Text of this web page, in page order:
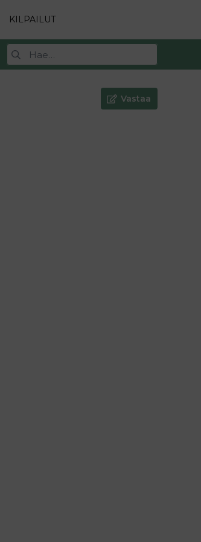
KILPAILUT
Vastaa